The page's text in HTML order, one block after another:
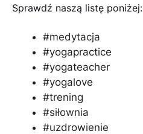
Sprawdź naszą listę poniżej:
#medytacja
#yogapractice
#yogateacher
#yogalove
#trening
#siłownia
#uzdrowienie